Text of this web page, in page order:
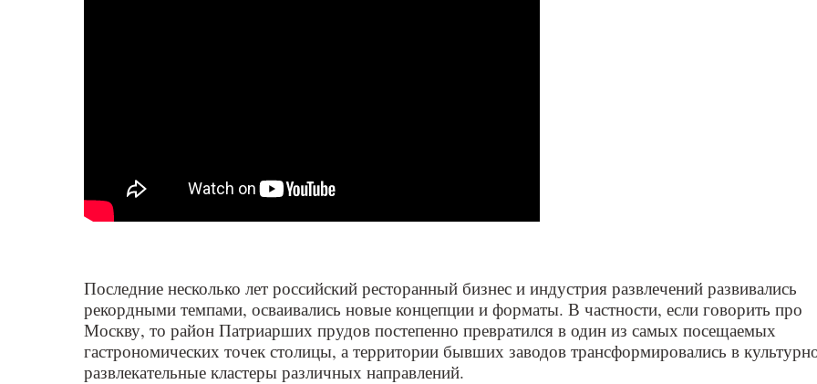
Последние несколько лет российский ресторанный бизнес и индустрия развлечений развивались
рекордными темпами, осваивались новые концепции и форматы. В частности, если говорить про
Москву, то район Патриарших прудов постепенно превратился в один из самых посещаемых
гастрономических точек столицы, а территории бывших заводов трансформировались в
развлекательные кластеры различных направлений.